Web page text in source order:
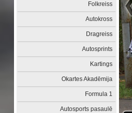
Folkreiss
Autokross
Dragreiss
Autosprints
Kartings
Okartes Akadēmija
Formula 1
Autosports pasaulē